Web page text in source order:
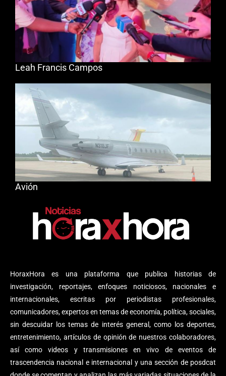
HoraxHora es una plataforma que publica historias de
investigación, reportajes, enfoques noticiosos, nacionales e
internacionales, escritas por periodistas profesionales,
comunicadores, expertos en temas de economía, política, sociales,
sin descuidar los temas de interés general, como los deportes,
entretenimiento, artículos de opinión de nuestros colaboradores,
así como videos y transmisiones en vivo de eventos de
trascendencia nacional e internacional y una sección de posdcat
Leah Francis Campos
Avión